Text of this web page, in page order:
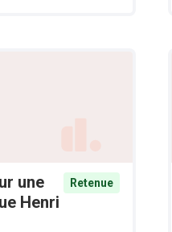
une
Henri
Retenue